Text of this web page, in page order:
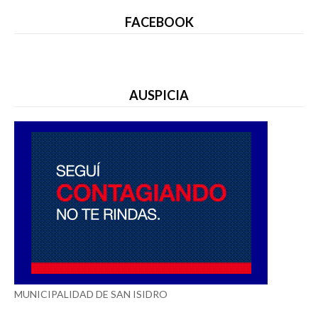
FACEBOOK
AUSPICIA
MUNICIPALIDAD DE SAN ISIDRO